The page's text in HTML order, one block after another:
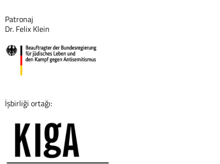
Patronaj
Dr. Felix Klein
İşbirliği ortağı: